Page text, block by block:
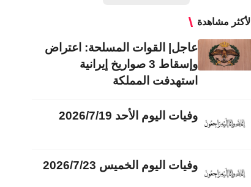
الأكثر مشاهدة
عاجل| القوات المسلحة: اعتراض
وإسقاط 3 صواريخ إيرانية
استهدفت المملكة
وفيات اليوم الأحد 2026/7/19
وفيات اليوم الخميس 2026/7/23